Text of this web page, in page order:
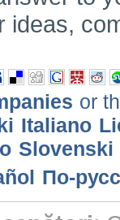
ideas,
or
Italiano
Slovenski
По-